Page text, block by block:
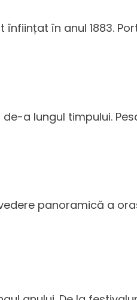
în anul 1883.
a lungul timpului.
panoramică a